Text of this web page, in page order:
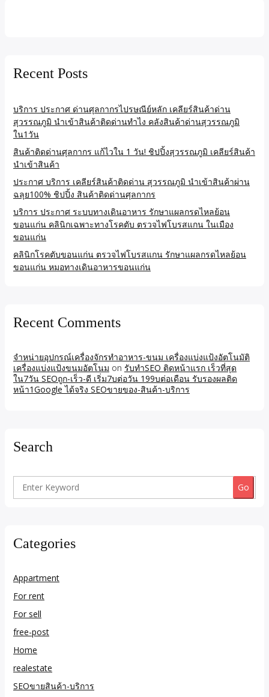
Recent Posts
บริการ ประกาศ ด่านศุลกากรไปรษณีย์หลัก เคลียร์สินค้าด่าน
สุวรรณภูมิ นำเข้าสินค้าติดด่านทำไง คลังสินค้าด่านสุวรรณภูมิ
ใน1วัน
สินค้าติดด่านศุลกากร แก้ไวใน 1 วัน! ชิปปิ้งสุวรรณภูมิ เคลียร์สินค้า
นำเข้าสินค้า
ประกาศ บริการ เคลียร์สินค้าติดด่าน สุวรรณภูมิ นำเข้าสินค้าผ่าน
ฉลุย100% ชิปปิ้ง สินค้าติดด่านศุลกากร
บริการ ประกาศ ระบบทางเดินอาหาร รักษาแผลกรดไหลย้อน
ขอนแก่น คลินิกเฉพาะทางโรคตับ ตรวจไฟโบรสแกน ในเมือง
ขอนแก่น
คลินิกโรคตับขอนแก่น ตรวจไฟโบรสแกน รักษาแผลกรดไหลย้อน
ขอนแก่น หมอทางเดินอาหารขอนแก่น
Recent Comments
จำหน่ายอุปกรณ์เครื่องจักรทำอาหาร-ขนม เครื่องแบ่งแป้งอัตโนมัติ
เครื่องแบ่งแป้งขนมอัตโนม on รับทำSEO ติดหน้าแรก เร็วที่สุด
ใน7วัน SEOถูก-เร็ว-ดี เริ่ม7บต่อวัน 199บต่อเดือน รับรองผลติด
หน้า1Google ได้จริง SEOขายของ-สินค้า-บริการ
Search
Search
Categories
Appartment
For rent
For sell
free-post
Home
realestate
SEOขายสินค้า-บริการ